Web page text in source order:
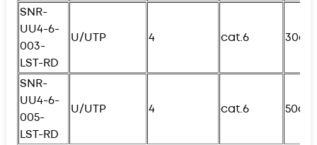
SNR-
UU4-6-
003-
LST-RD
U/UTP 4 cat.6 30см
SNR-
UU4-6-
005-
LST-RD
U/UTP 4 cat.6 50см